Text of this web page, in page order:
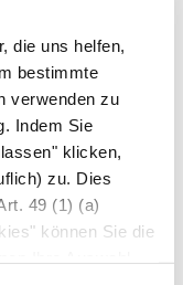
die uns helfen,
bestimmte
verwenden zu
Indem Sie
klicken,
zu. Dies
49 (1) (a)
können Sie die
nicht